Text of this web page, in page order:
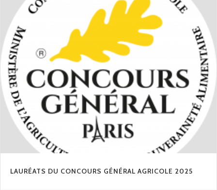
LAURÉATS DU CONCOURS GÉNÉRAL AGRICOLE 2025